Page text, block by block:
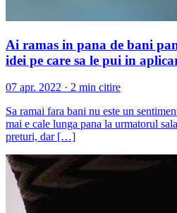
Ai ramas in pana de bani
idei pe care sa le pui in
07 apr. 2022 · 2 min citire
Sa ramai fara bani nu este un
mai e cale lunga pana la urmatorul
preturi, dar […]